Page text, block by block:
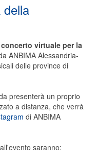
concerto virtuale per la
ANBIMA Alessandria-
delle province di
presenterà un proprio
a distanza, che verrà
di ANBIMA
saranno: